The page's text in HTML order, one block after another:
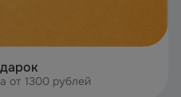
от 1300 рублей